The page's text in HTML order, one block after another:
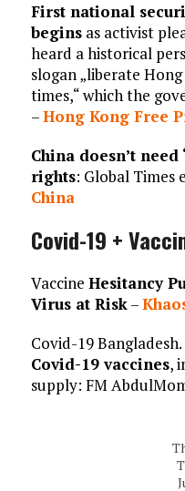
First national
beginsas activist
heard a historical
slogan „liberate
times,“ which the
–Hong Kong Free
China doesn’t
rights: Global Times
China
Covid-19 +
Vaccine Hesitancy
Virus at Risk–
Covid-19 Bangladesh.
Covid-19 vaccines,
supply: FM